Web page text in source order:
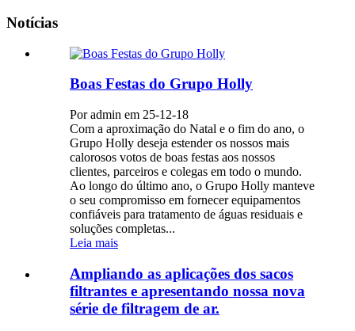
Notícias
Boas Festas do Grupo Holly
Por admin em 25-12-18
Com a aproximação do Natal e o fim do ano, o
Grupo Holly deseja estender os nossos mais
calorosos votos de boas festas aos nossos
clientes, parceiros e colegas em todo o mundo.
Ao longo do último ano, o Grupo Holly manteve
o seu compromisso em fornecer equipamentos
confiáveis ​​para tratamento de águas residuais e
soluções completas...
Leia mais
Ampliando as aplicações dos sacos
filtrantes e apresentando nossa nova
série de filtragem de ar.